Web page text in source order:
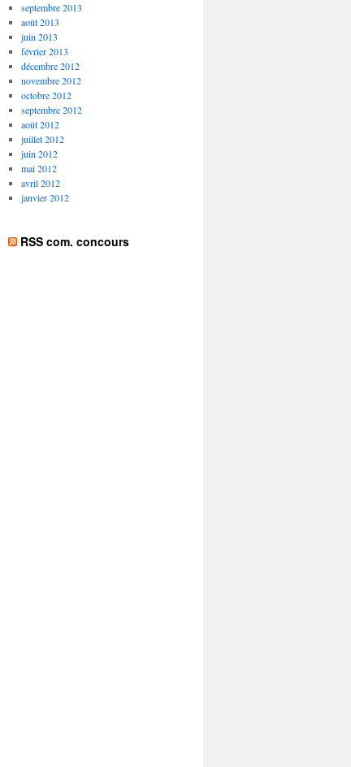
septembre 2013
août 2013
juin 2013
février 2013
décembre 2012
novembre 2012
octobre 2012
septembre 2012
août 2012
juillet 2012
juin 2012
mai 2012
avril 2012
janvier 2012
RSS com. concours